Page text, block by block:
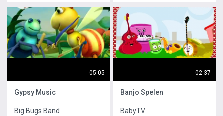
05:05
Gypsy Music
Big Bugs Band
02:37
Banjo Spelen
BabyTV